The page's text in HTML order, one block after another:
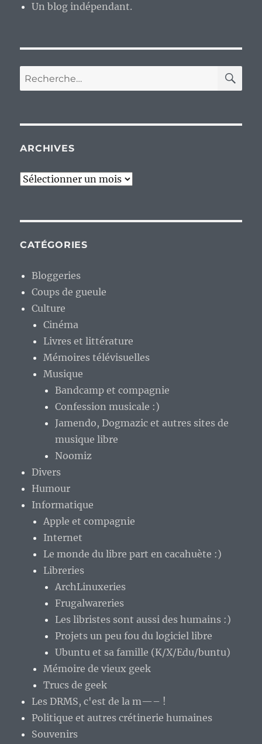
Un blog indépendant.
Recherche
pour :
ARCHIVES
Archives
CATÉGORIES
Bloggeries
Coups de gueule
Culture
Cinéma
Livres et littérature
Mémoires télévisuelles
Musique
Bandcamp et compagnie
Confession musicale :)
Jamendo, Dogmazic et autres sites de
musique libre
Noomiz
Divers
Humour
Informatique
Apple et compagnie
Internet
Le monde du libre part en cacahuète :)
Libreries
ArchLinuxeries
Frugalwareries
Les libristes sont aussi des humains :)
Projets un peu fou du logiciel libre
Ubuntu et sa famille (K/X/Edu/buntu)
Mémoire de vieux geek
Trucs de geek
Les DRMS, c'est de la m—– !
Politique et autres crétinerie humaines
Souvenirs